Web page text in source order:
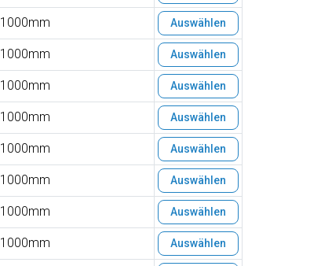
1000mm Auswählen
1000mm Auswählen
1000mm Auswählen
1000mm Auswählen
1000mm Auswählen
1000mm Auswählen
1000mm Auswählen
1000mm Auswählen